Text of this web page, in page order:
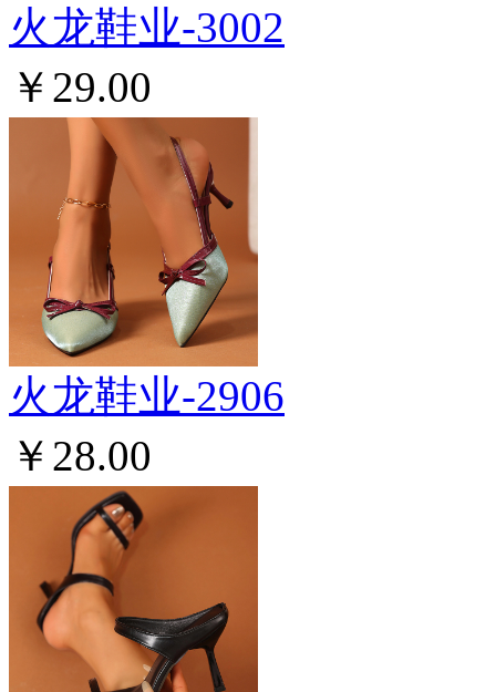
火龙鞋业-3002
￥29.00
火龙鞋业-2906
￥28.00